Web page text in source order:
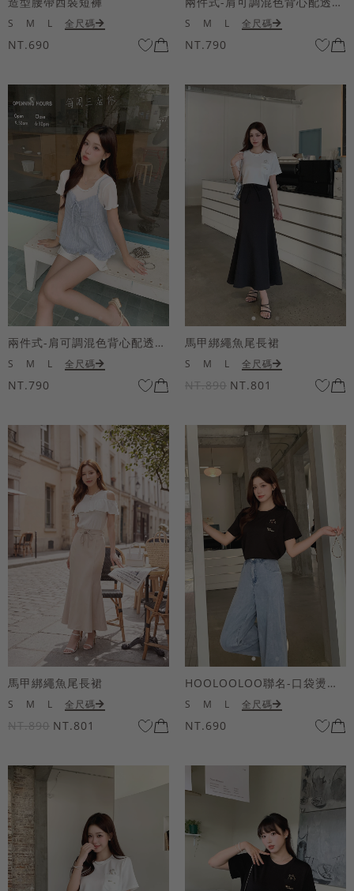
S M L 全尺碼
NT.690
S M L 全尺碼
NT.790
兩件式-肩可調混色背心配透膚短袖上衣
S M L 全尺碼
NT.790
馬甲綁繩魚尾長裙
S M L 全尺碼
NT.890 NT.801
馬甲綁繩魚尾長裙
S M L 全尺碼
NT.890 NT.801
HOOLOOLOO聯名-口袋燙金KUKU熊短袖上衣
S M L 全尺碼
NT.690